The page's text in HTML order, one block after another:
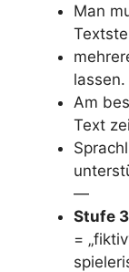
Man
lassen.
Am
Text
—
Stufe
=